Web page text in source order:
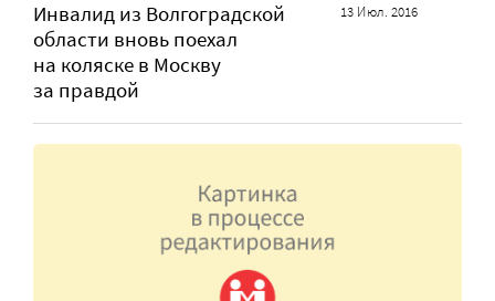
Инвалид из Волгоградской
области вновь поехал
на коляске в Москву
за правдой
13 Июл. 2016